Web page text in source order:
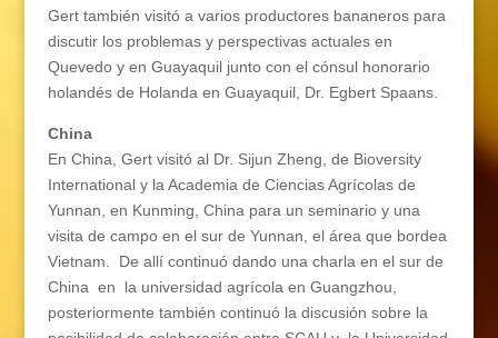
Gert también visitó a varios productores bananeros para
discutir los problemas y perspectivas actuales en
Quevedo y en Guayaquil junto con el cónsul honorario
holandés de Holanda en Guayaquil, Dr. Egbert Spaans.
China
En China, Gert visitó al Dr. Sijun Zheng, de Bioversity
International y la Academia de Ciencias Agrícolas de
Yunnan, en Kunming, China para un seminario y una
visita de campo en el sur de Yunnan, el área que bordea
Vietnam.
De allí continuó dando una charla en el sur de
China en
la universidad agrícola en Guangzhou,
posteriormente también continuó la discusión sobre la